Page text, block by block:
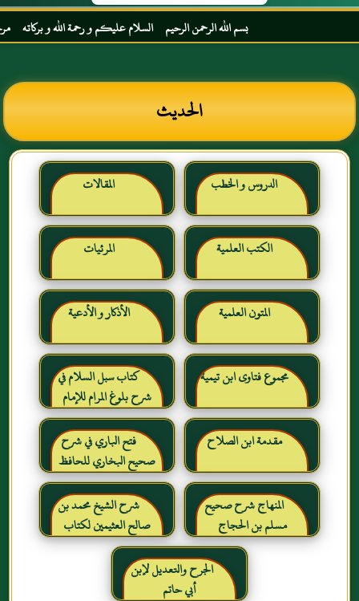
بسم الله الرحمن الرحيم السلام عليكم و رحمة الله و بركاته مرحبا
الحديث
الدروس و الخطب المقالات
الكتب العلمية المرئيات
المتون العلمية الأذكار و الأدعية
مجموع فتاوى ابن تيمية
كتاب سبل السلام في
شرح بلوغ المرام للإمام
الصنعاني رحمه الله
مقدمة ابن الصلاح
فتح الباري في شرح
صحيح البخاري للحافظ
ابن حجر العسقلاني
المنهاج شرح صحيح
مسلم بن الحجاج
شرح الشيخ محمد بن
صالح العثيمين لكتاب
رياض الصالحين للإمام
النووي رحمهم الله تعالىالجرح والتعديل لإبن
أبي حاتم